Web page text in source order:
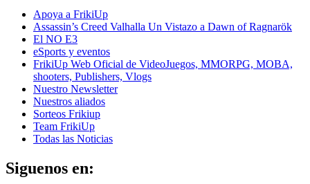
Apoya a FrikiUp
Assassin’s Creed Valhalla Un Vistazo a Dawn of Ragnarök
El NO E3
eSports y eventos
FrikiUp Web Oficial de VideoJuegos, MMORPG, MOBA,
shooters, Publishers, Vlogs
Nuestro Newsletter
Nuestros aliados
Sorteos Frikiup
Team FrikiUp
Todas las Noticias
Siguenos en: